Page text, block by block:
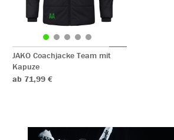
JAKO Coachjacke Team mit
Kapuze
ab 71,99 €